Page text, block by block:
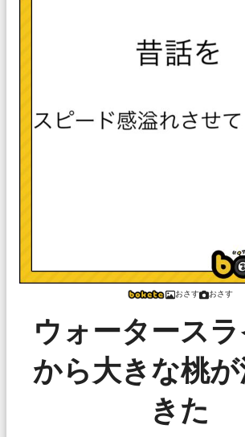
おさす おさす
ウォータース
から大きな桃
きた